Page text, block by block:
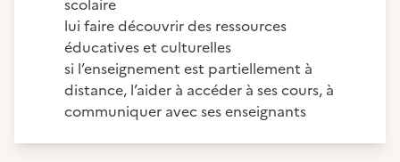
scolaire
lui faire découvrir des ressources
éducatives et culturelles
si l’enseignement est partiellement à
distance, l’aider à accéder à ses cours, à
communiquer avec ses enseignants